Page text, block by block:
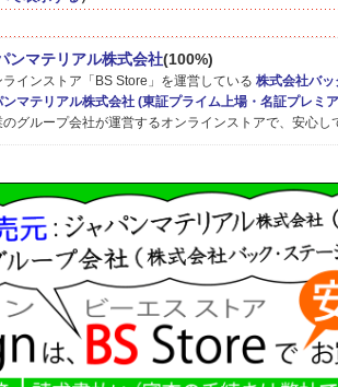
ンマテリアル株式会社(100%)
ラインストア「BS Store」を運営している 株式会社バ
ンマテリアル株式会社 (東証プライム上場・名証プレミ
グループ会社が運営するオンラインストアで、安心し